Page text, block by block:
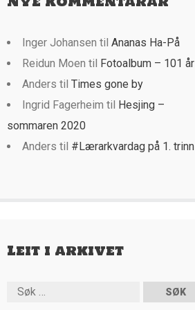
Inger Johansen til Ananas Ha-På
Reidun Moen til Fotoalbum – 101 år
Anders til Times gone by
Ingrid Fagerheim til Hesjing –
sommaren 2020
Anders til #Lærarkvardag på 1. trinn
Leit i arkivet